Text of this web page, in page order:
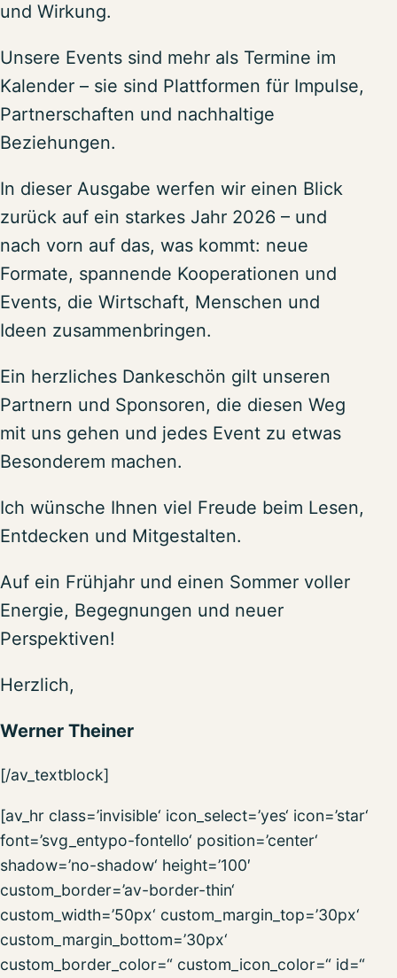
und Wirkung.
Unsere Events sind mehr als Termine im
Kalender – sie sind Plattformen für Impulse,
Partnerschaften und nachhaltige
Beziehungen.
In dieser Ausgabe werfen wir einen Blick
zurück auf ein starkes Jahr 2026 – und
nach vorn auf das, was kommt: neue
Formate, spannende Kooperationen und
Events, die Wirtschaft, Menschen und
Ideen zusammenbringen.
Ein herzliches Dankeschön gilt unseren
Partnern und Sponsoren, die diesen Weg
mit uns gehen und jedes Event zu etwas
Besonderem machen.
Ich wünsche Ihnen viel Freude beim Lesen,
Entdecken und Mitgestalten.
Auf ein Frühjahr und einen Sommer voller
Energie, Begegnungen und neuer
Perspektiven!
Herzlich,
Werner Theiner
[/av_textblock]
[av_hr class=’invisible‘ icon_select=’yes‘ icon=’star‘
font=’svg_entypo-fontello‘ position=’center‘
shadow=’no-shadow‘ height=’100′
custom_border=’av-border-thin‘
custom_width=’50px‘ custom_margin_top=’30px‘
custom_margin_bottom=’30px‘
custom_border_color=“ custom_icon_color=“ id=“